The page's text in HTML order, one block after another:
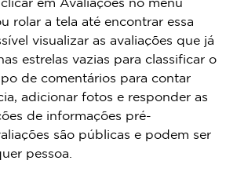
em Avaliações no menu
rolar a tela até encontrar essa
visualizar as avaliações que já
estrelas vazias para classificar o
de comentários para contar
adicionar fotos e responder as
de informações pré-
são públicas e podem ser
pessoa.